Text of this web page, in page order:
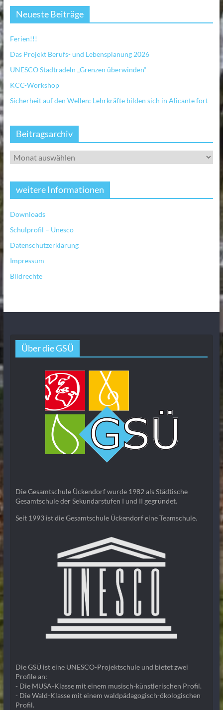
Neueste Beiträge
Ferien!!!
Das Projekt Berufs- und Lebensplanung 2026
UNESCO Stadtradeln „Grenzen überwinden“
KCC-Workshop
Sicherheit auf den Wellen: Lehrkräfte bilden sich in Alicante fort
Beitragsarchiv
weitere Informationen
Downloads
Schulprofil – Unesco
Datenschutzerklärung
Impressum
Bildrechte
Über die GSÜ
Die Gesamtschule Ückendorf wurde 1982 als Städtische
Gesamtschule der Sekundarstufen I und II gegründet.
Seit 1993 ist die Gesamtschule Ückendorf eine Teamschule.
Die GSÜ ist eine UNESCO-Projektschule und bietet zwei
Profile an:
- Die MUSA-Klasse mit einem musisch-künstlerischen Profil.
- Die Wald-Klasse mit einem waldpädagogisch-ökologischen
Profil.